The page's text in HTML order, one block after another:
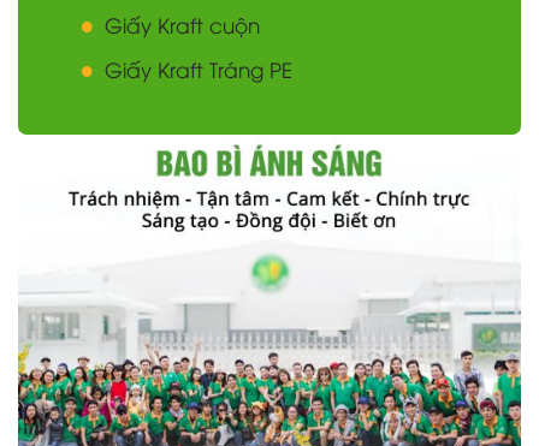
Giấy Kraft cuộn
Giấy Kraft Tráng PE